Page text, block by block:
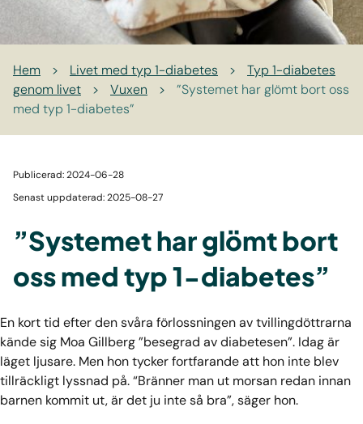
Hem > Livet med typ 1-diabetes >
Typ 1-diabetes
genom livet
> Vuxen >
”Systemet har glömt bort oss
med typ 1-diabetes”
Publicerad: 2024-06-28
Senast uppdaterad: 2025-08-27
”Systemet har glömt bort
oss med typ 1-diabetes”
En kort tid efter den svåra förlossningen av tvillingdöttrarna
kände sig Moa Gillberg ”besegrad av diabetesen”. Idag är
läget ljusare. Men hon tycker fortfarande att hon inte blev
tillräckligt lyssnad på. “Bränner man ut morsan redan innan
barnen kommit ut, är det ju inte så bra”, säger hon.